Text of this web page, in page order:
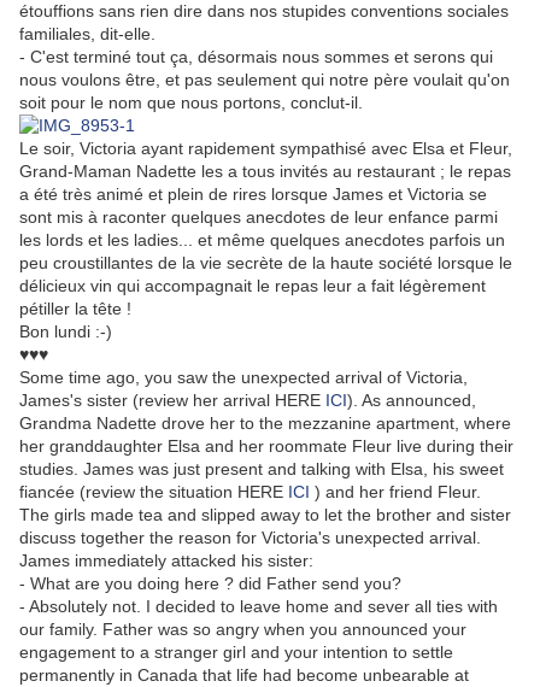
étouffions sans rien dire dans nos stupides conventions sociales
familiales, dit-elle.
- C'est terminé tout ça, désormais nous sommes et serons qui
nous voulons être, et pas seulement qui notre père voulait qu'on
soit pour le nom que nous portons, conclut-il.
Le soir, Victoria ayant rapidement sympathisé avec Elsa et Fleur,
Grand-Maman Nadette les a tous invités au restaurant ; le repas
a été très animé et plein de rires lorsque James et Victoria se
sont mis à raconter quelques anecdotes de leur enfance parmi
les lords et les ladies... et même quelques anecdotes parfois un
peu croustillantes de la vie secrète de la haute société lorsque le
délicieux vin qui accompagnait le repas leur a fait légèrement
pétiller la tête !
Bon lundi :-)
♥♥♥
Some time ago, you saw the unexpected arrival of Victoria,
James's sister (review her arrival HERE ICI). As announced,
Grandma Nadette drove her to the mezzanine apartment, where
her granddaughter Elsa and her roommate Fleur live during their
studies. James was just present and talking with Elsa, his sweet
fiancée (review the situation HERE ICI ) and her friend Fleur.
The girls made tea and slipped away to let the brother and sister
discuss together the reason for Victoria's unexpected arrival.
James immediately attacked his sister:
- What are you doing here ? did Father send you?
- Absolutely not. I decided to leave home and sever all ties with
our family. Father was so angry when you announced your
engagement to a stranger girl and your intention to settle
permanently in Canada that life had become unbearable at